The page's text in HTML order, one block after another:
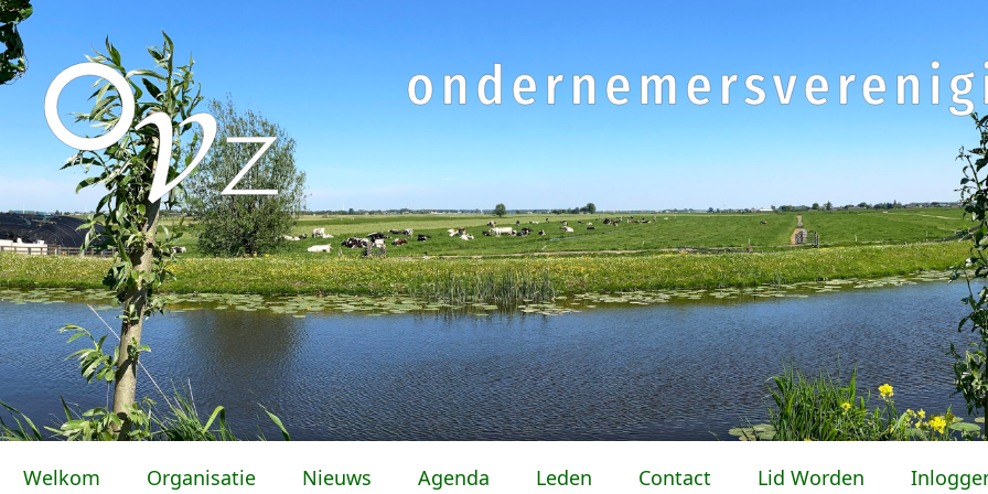
Welkom Organisatie Nieuws Agenda Leden Contact Lid Worden